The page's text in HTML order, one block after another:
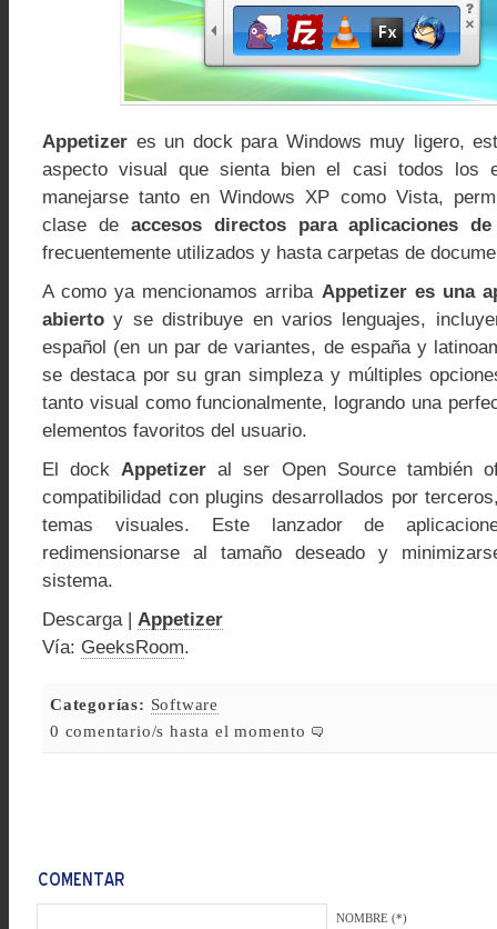
Appetizer es un dock para Windows muy ligero,
aspecto visual que sienta bien el casi todos los
manejarse tanto en Windows XP como Vista,
clase de accesos directos para aplicaciones
frecuentemente utilizados y hasta carpetas de
A como ya mencionamos arriba Appetizer es una
abierto y se distribuye en varios lenguajes,
español (en un par de variantes, de españa y
se destaca por su gran simpleza y múltiples
tanto visual como funcionalmente, logrando una
elementos favoritos del usuario.
El dockAppetizer al ser Open Source también
compatibilidad con plugins desarrollados por
temas visuales. Este lanzador de
redimensionarse al tamaño deseado y
sistema.
Descarga | Appetizer
Vía: GeeksRoom.
Categorías: Software
0 comentario/s hasta el momento
NOMBRE (*)